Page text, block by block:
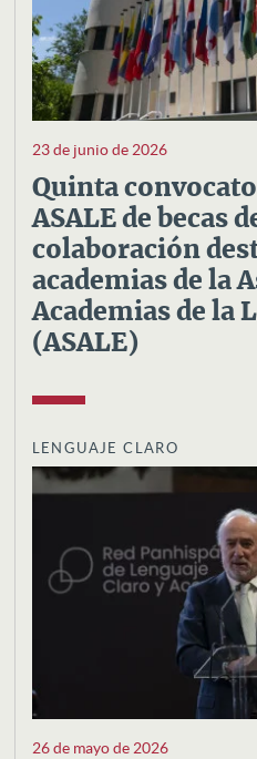
23 de junio de 2026
Quinta
ASALE de becas
colaboración
academias de la
Academias de la
(ASALE)
LENGUAJE CLARO
26 de mayo de 2026